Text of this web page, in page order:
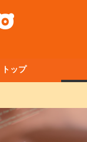
トップ